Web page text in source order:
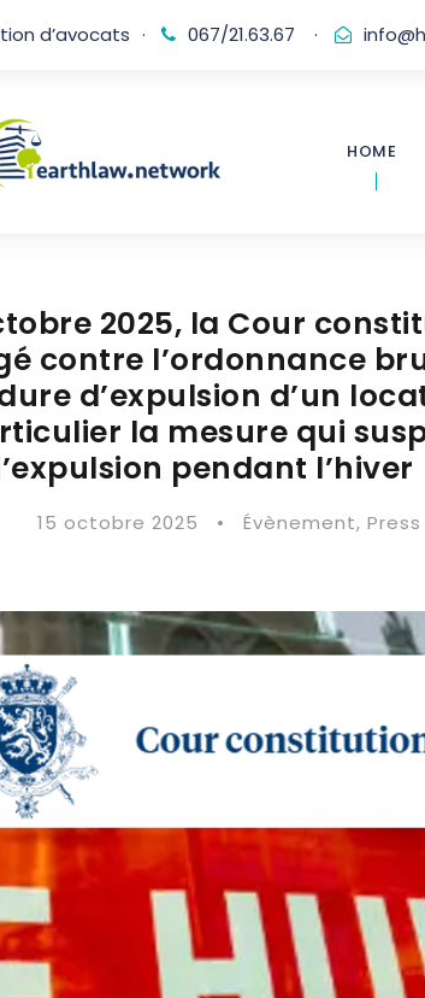
d’avocats · 067/21.63.67 ·
HOME
2025, la Cour
contre l’ordonnance
d’expulsion d’un
la mesure qui
pendant l’hiver
15 octobre 2025 • Évènement, Press